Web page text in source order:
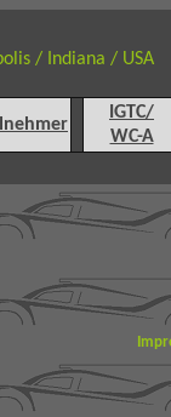
/ Indiana / USA
IGTC/
WC-A